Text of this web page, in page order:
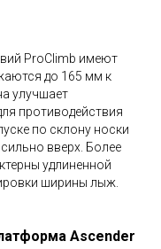
ProClimb имеют
до 165 мм к
улучшает
противодействия
по склону носки
вверх. Более
удлиненной
ширины лыж.
Ascender